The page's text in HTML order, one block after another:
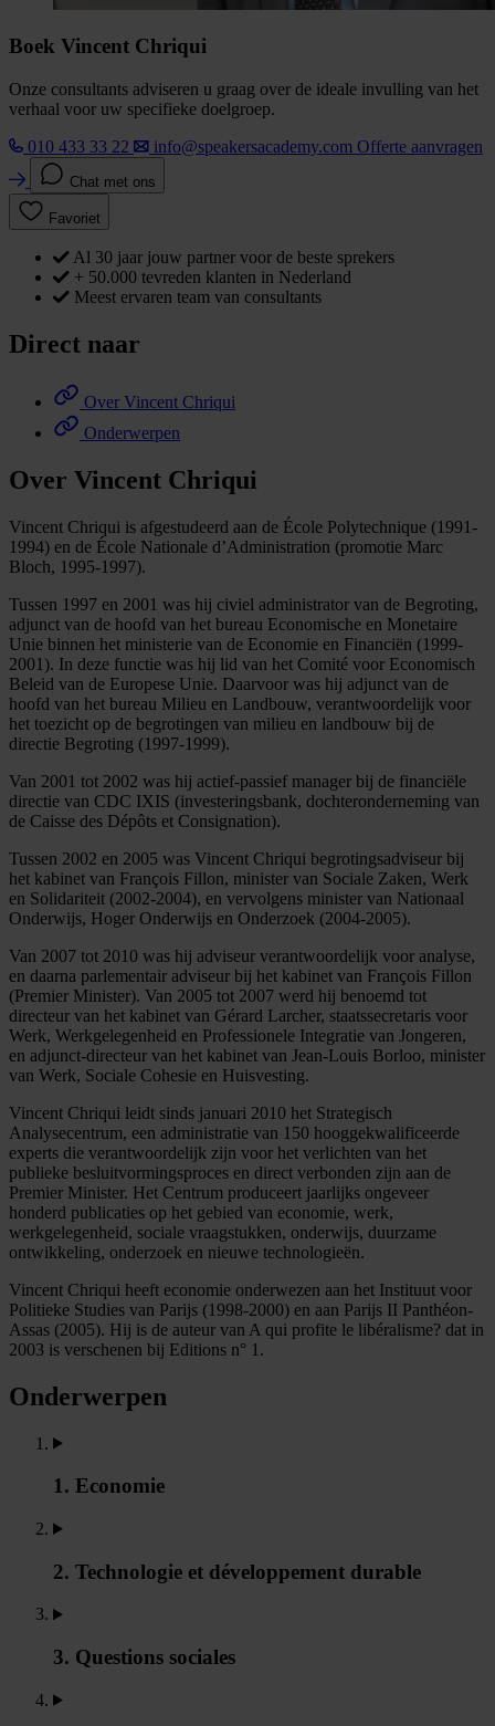
Boek Vincent Chriqui
Onze consultants adviseren u graag over de ideale invulling van het
verhaal voor uw specifieke doelgroep.
010 433 33 22
info@speakersacademy.com Offerte aanvragen
Chat met ons
Favoriet
Al 30 jaar jouw partner voor de beste sprekers
+ 50.000 tevreden klanten in Nederland
Meest ervaren team van consultants
Direct naar
Over Vincent Chriqui
Onderwerpen
Over Vincent Chriqui
Vincent Chriqui is afgestudeerd aan de École Polytechnique (1991-
1994) en de École Nationale d’Administration (promotie Marc
Bloch, 1995-1997).
Tussen 1997 en 2001 was hij civiel administrator van de Begroting,
adjunct van de hoofd van het bureau Economische en Monetaire
Unie binnen het ministerie van de Economie en Financiën (1999-
2001). In deze functie was hij lid van het Comité voor Economisch
Beleid van de Europese Unie. Daarvoor was hij adjunct van de
hoofd van het bureau Milieu en Landbouw, verantwoordelijk voor
het toezicht op de begrotingen van milieu en landbouw bij de
directie Begroting (1997-1999).
Van 2001 tot 2002 was hij actief-passief manager bij de financiële
directie van CDC IXIS (investeringsbank, dochteronderneming van
de Caisse des Dépôts et Consignation).
Tussen 2002 en 2005 was Vincent Chriqui begrotingsadviseur bij
het kabinet van François Fillon, minister van Sociale Zaken, Werk
en Solidariteit (2002-2004), en vervolgens minister van Nationaal
Onderwijs, Hoger Onderwijs en Onderzoek (2004-2005).
Van 2007 tot 2010 was hij adviseur verantwoordelijk voor analyse,
en daarna parlementair adviseur bij het kabinet van François Fillon
(Premier Minister). Van 2005 tot 2007 werd hij benoemd tot
directeur van het kabinet van Gérard Larcher, staatssecretaris voor
Werk, Werkgelegenheid en Professionele Integratie van Jongeren,
en adjunct-directeur van het kabinet van Jean-Louis Borloo, minister
van Werk, Sociale Cohesie en Huisvesting.
Vincent Chriqui leidt sinds januari 2010 het Strategisch
Analysecentrum, een administratie van 150 hooggekwalificeerde
experts die verantwoordelijk zijn voor het verlichten van het
publieke besluitvormingsproces en direct verbonden zijn aan de
Premier Minister. Het Centrum produceert jaarlijks ongeveer
honderd publicaties op het gebied van economie, werk,
werkgelegenheid, sociale vraagstukken, onderwijs, duurzame
ontwikkeling, onderzoek en nieuwe technologieën.
Vincent Chriqui heeft economie onderwezen aan het Instituut voor
Politieke Studies van Parijs (1998-2000) en aan Parijs II Panthéon-
Assas (2005). Hij is de auteur van A qui profite le libéralisme? dat in
2003 is verschenen bij Editions n° 1.
Onderwerpen
1. Economie
2. Technologie et développement durable
3. Questions sociales